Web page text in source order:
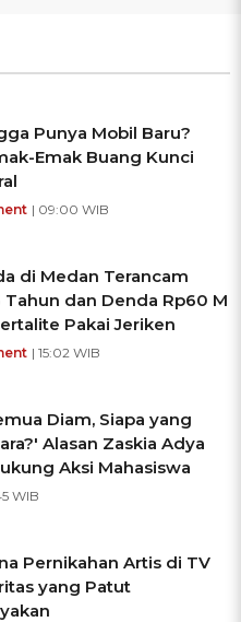
Punya Mobil Baru?
Emak Buang Kunci
| 09:00 WIB
di Medan Terancam
Tahun dan Denda Rp60 M
Pakai Jeriken
| 15:02 WIB
Diam, Siapa yang
Alasan Zaskia Adya
Aksi Mahasiswa
WIB
Pernikahan Artis di TV
yang Patut